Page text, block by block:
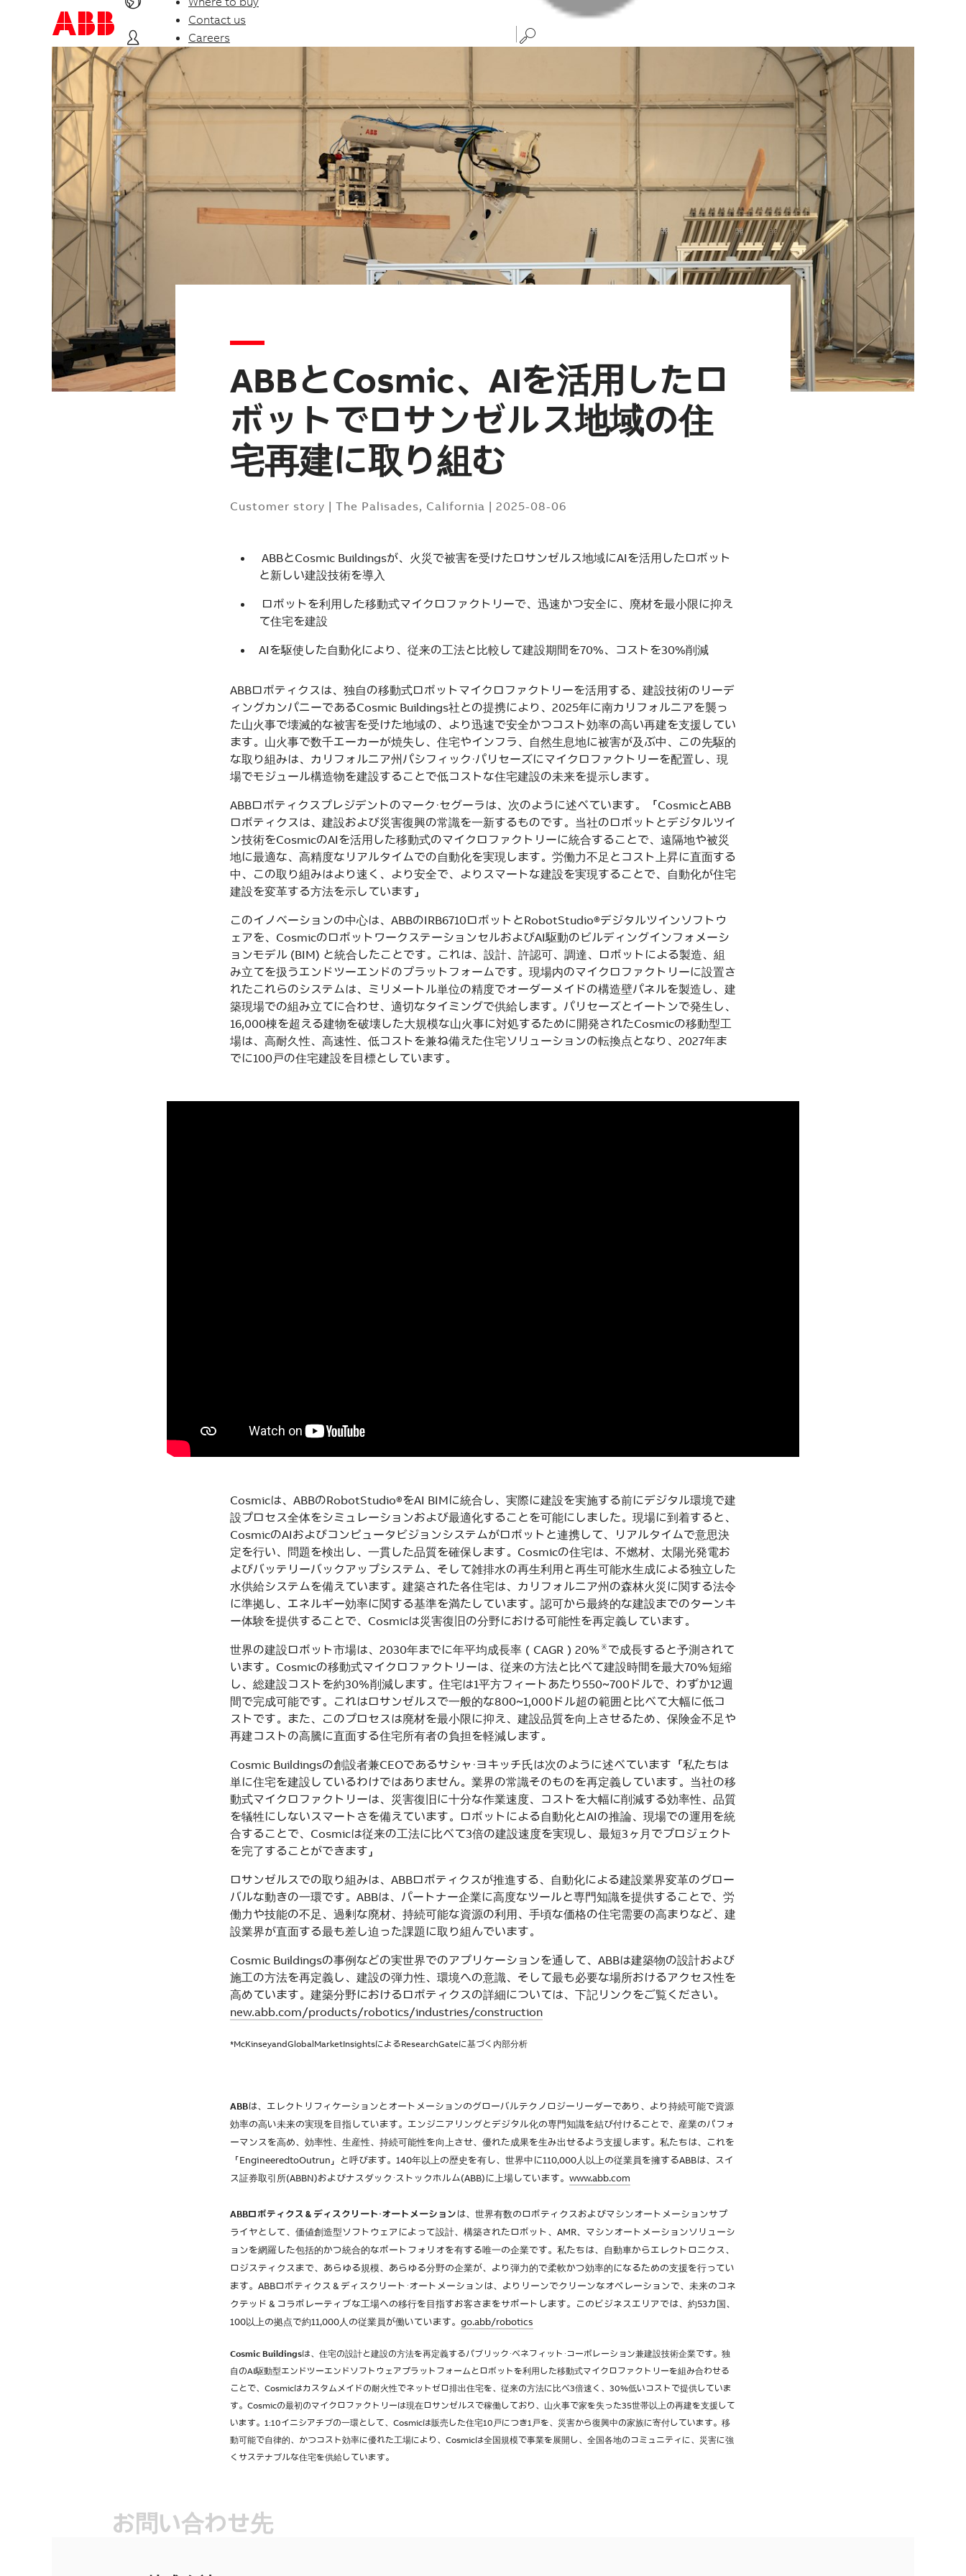
Contact us
Careers
ABBとCosmic、AIを活用したロ
ボットでロサンゼルス地域の住
宅再建に取り組む
Customer story | The Palisades, California | 2025-08-06
ABBとCosmic Buildingsが、火災で被害を受けたロサンゼルス地域にAIを活用したロボット
と新しい建設技術を導入
ロボットを利用した移動式マイクロファクトリーで、迅速かつ安全に、廃材を最小限に抑え
て住宅を建設
AIを駆使した自動化により、従来の工法と比較して建設期間を70%、コストを30%削減
ABBロボティクスは、独自の移動式ロボットマイクロファクトリーを活用する、建設技術のリーデ
ィングカンパニーであるCosmic Buildings社との提携により、2025年に南カリフォルニアを襲っ
た山火事で壊滅的な被害を受けた地域の、より迅速で安全かつコスト効率の高い再建を支援してい
ます。山火事で数千エーカーが焼失し、住宅やインフラ、自然生息地に被害が及ぶ中、この先駆的
な取り組みは、カリフォルニア州パシフィック・パリセーズにマイクロファクトリーを配置し、現
場でモジュール構造物を建設することで低コストな住宅建設の未来を提示します。
ABBロボティクスプレジデントのマーク・セグーラは、次のように述べています。「CosmicとABB
ロボティクスは、建設および災害復興の常識を一新するものです。当社のロボットとデジタルツイ
ン技術をCosmicのAIを活用した移動式のマイクロファクトリーに統合することで、遠隔地や被災
地に最適な、高精度なリアルタイムでの自動化を実現します。労働力不足とコスト上昇に直面する
中、この取り組みはより速く、より安全で、よりスマートな建設を実現することで、自動化が住宅
建設を変革する方法を示しています」
このイノベーションの中心は、ABBのIRB6710ロボットとRobotStudio®デジタルツインソフトウ
ェアを、CosmicのロボットワークステーションセルおよびAI駆動のビルディングインフォメーシ
ョンモデル (BIM) と統合したことです。これは、設計、許認可、調達、ロボットによる製造、組
み立てを扱うエンドツーエンドのプラットフォームです。現場内のマイクロファクトリーに設置さ
れたこれらのシステムは、ミリメートル単位の精度でオーダーメイドの構造壁パネルを製造し、建
築現場での組み立てに合わせ、適切なタイミングで供給します。パリセーズとイートンで発生し、
16,000棟を超える建物を破壊した大規模な山火事に対処するために開発されたCosmicの移動型工
場は、高耐久性、高速性、低コストを兼ね備えた住宅ソリューションの転換点となり、2027年ま
でに100戸の住宅建設を目標としています。
Cosmicは、ABBのRobotStudio®をAI BIMに統合し、実際に建設を実施する前にデジタル環境で建
設プロセス全体をシミュレーションおよび最適化することを可能にしました。現場に到着すると、
CosmicのAIおよびコンピュータビジョンシステムがロボットと連携して、リアルタイムで意思決
定を行い、問題を検出し、一貫した品質を確保します。Cosmicの住宅は、不燃材、太陽光発電お
よびバッテリーバックアップシステム、そして雑排水の再生利用と再生可能水生成による独立した
水供給システムを備えています。建築された各住宅は、カリフォルニア州の森林火災に関する法令
に準拠し、エネルギー効率に関する基準を満たしています。認可から最終的な建設までのターンキ
ー体験を提供することで、Cosmicは災害復旧の分野における可能性を再定義しています。
世界の建設ロボット市場は、2030年までに年平均成長率（CAGR）20％ ※ で成長すると予測されて
います。Cosmicの移動式マイクロファクトリーは、従来の方法と比べて建設時間を最大70％短縮
し、総建設コストを約30％削減します。住宅は1平方フィートあたり550～700ドルで、わずか12週
間で完成可能です。これはロサンゼルスで一般的な800～1,000ドル超の範囲と比べて大幅に低コ
ストです。また、このプロセスは廃材を最小限に抑え、建設品質を向上させるため、保険金不足や
再建コストの高騰に直面する住宅所有者の負担を軽減します。
Cosmic Buildingsの創設者兼CEOであるサシャ・ヨキッチ氏は次のように述べています「私たちは
単に住宅を建設しているわけではありません。業界の常識そのものを再定義しています。当社の移
動式マイクロファクトリーは、災害復旧に十分な作業速度、コストを大幅に削減する効率性、品質
を犠牲にしないスマートさを備えています。ロボットによる自動化とAIの推論、現場での運用を統
合することで、Cosmicは従来の工法に比べて3倍の建設速度を実現し、最短3ヶ月でプロジェクト
を完了することができます」
ロサンゼルスでの取り組みは、ABBロボティクスが推進する、自動化による建設業界変革のグロー
バルな動きの一環です。ABBは、パートナー企業に高度なツールと専門知識を提供することで、労
働力や技能の不足、過剰な廃材、持続可能な資源の利用、手頃な価格の住宅需要の高まりなど、建
設業界が直面する最も差し迫った課題に取り組んでいます。
Cosmic Buildingsの事例などの実世界でのアプリケーションを通して、ABBは建築物の設計および
施工の方法を再定義し、建設の弾力性、環境への意識、そして最も必要な場所おけるアクセス性を
高めています。建築分野におけるロボティクスの詳細については、下記リンクをご覧ください。
new.abb.com/products/robotics/industries/construction
*McKinseyandGlobalMarketInsightsによるResearchGateに基づく内部分析
ABBは、エレクトリフィケーションとオートメーションのグローバルテクノロジーリーダーであり、より持続可能で資源
効率の高い未来の実現を目指しています。エンジニアリングとデジタル化の専門知識を結び付けることで、産業のパフォ
ーマンスを高め、効率性、生産性、持続可能性を向上させ、優れた成果を生み出せるよう支援します。私たちは、これを
「EngineeredtoOutrun」と呼びます。140年以上の歴史を有し、世界中に110,000人以上の従業員を擁するABBは、スイ
ス証券取引所(ABBN)およびナスダック・ストックホルム(ABB)に上場しています。 www.abb.com
ABBロボティクス＆ディスクリート・オートメーションは、世界有数のロボティクスおよびマシンオートメーションサプ
ライヤとして、価値創造型ソフトウェアによって設計、構築されたロボット、AMR、マシンオートメーションソリューシ
ョンを網羅した包括的かつ統合的なポートフォリオを有する唯一の企業です。私たちは、自動車からエレクトロニクス、
ロジスティクスまで、あらゆる規模、あらゆる分野の企業が、より弾力的で柔軟かつ効率的になるための支援を行ってい
ます。ABBロボティクス＆ディスクリート・オートメーションは、よりリーンでクリーンなオペレーションで、未来のコネ
クテッド＆コラボレーティブな工場への移行を目指すお客さまをサポートします。このビジネスエリアでは、約53カ国、
100以上の拠点で約11,000人の従業員が働いています。 go.abb/robotics
Cosmic Buildingsは、住宅の設計と建設の方法を再定義するパブリック・ベネフィット・コーポレーション兼建設技術企業です。独
自のAI駆動型エンドツーエンドソフトウェアプラットフォームとロボットを利用した移動式マイクロファクトリーを組み合わせる
ことで、Cosmicはカスタムメイドの耐火性でネットゼロ排出住宅を、従来の方法に比べ3倍速く、30%低いコストで提供していま
す。Cosmicの最初のマイクロファクトリーは現在ロサンゼルスで稼働しており、山火事で家を失った35世帯以上の再建を支援して
います。1:10イニシアチブの一環として、Cosmicは販売した住宅10戸につき1戸を、災害から復興中の家族に寄付しています。移
動可能で自律的、かつコスト効率に優れた工場により、Cosmicは全国規模で事業を展開し、全国各地のコミュニティに、災害に強
くサステナブルな住宅を供給しています。
お問い合わせ先